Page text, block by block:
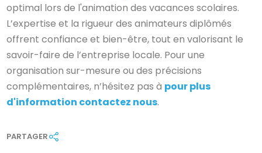
optimal lors de l'animation des vacances scolaires.
L’expertise et la rigueur des animateurs diplômés
offrent confiance et bien-être, tout en valorisant le
savoir-faire de l’entreprise locale. Pour une
organisation sur-mesure ou des précisions
complémentaires, n’hésitez pas à pour plus
d'information contactez nous.
PARTAGER